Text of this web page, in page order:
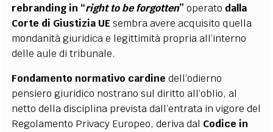
rebranding in “right to be forgotten” operato dalla
Corte di Giustizia UE sembra avere acquisito quella
mondanità giuridica e legittimità propria all’interno
delle aule di tribunale.
Fondamento normativo cardine dell’odierno
pensiero giuridico nostrano sul diritto all’oblio, al
netto della disciplina prevista dall’entrata in vigore del
Regolamento Privacy Europeo, deriva dal Codice in